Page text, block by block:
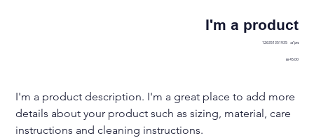
I'm a product
מק"ט:
מק"ט
126351351935
מחיר‏45.00 ‏₪
I'm a product description. I'm a great place to add more
details about your product such as sizing, material, care
instructions and cleaning instructions.